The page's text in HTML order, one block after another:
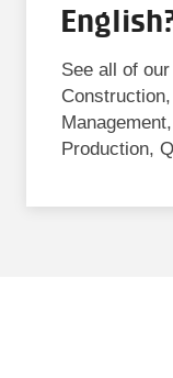
See all of
Production,